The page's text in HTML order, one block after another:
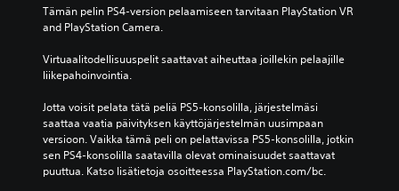
Tämän pelin PS4-version pelaamiseen tarvitaan PlayStation VR
and PlayStation Camera.
Virtuaalitodellisuuspelit saattavat aiheuttaa joillekin pelaajille
liikepahoinvointia.
Jotta voisit pelata tätä peliä PS5-konsolilla, järjestelmäsi
saattaa vaatia päivityksen käyttöjärjestelmän uusimpaan
versioon. Vaikka tämä peli on pelattavissa PS5-konsolilla, jotkin
sen PS4-konsolilla saatavilla olevat ominaisuudet saattavat
puuttua. Katso lisätietoja osoitteessa PlayStation.com/bc.